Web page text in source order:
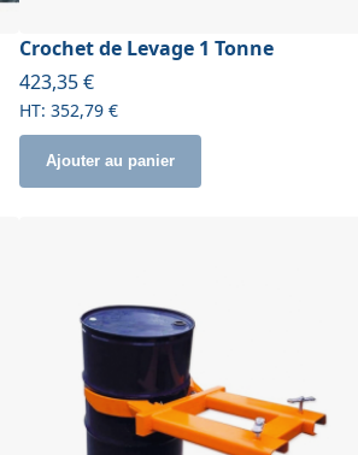
Crochet de Levage 1 Tonne
423,35 €
352,79 €
Ajouter au panier